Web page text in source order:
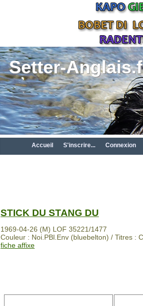
Setter-
Accueil S'inscrire... Connexion
STICK DU STANG DU
1969-04-26 (M) LOF 35221/1477
Couleur : Noi.PBl.Env (bluebelton) / Titres :
fiche affixe